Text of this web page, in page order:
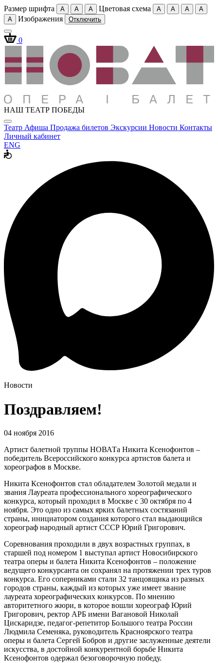
Размер шрифта A A A Цветовая схема A A A
A
A
Изображения Отключить
0
НАШ ТЕАТР ПОБЕДЫ
Театр Афиша Продажа билетов Экскурсии Новости Контакты
Личный кабинет
ENG
Новости
Поздравляем!
04 ноября 2016
Артист балетной труппы НОВАТа Никита Ксенофонтов –
победитель Всероссийского конкурса артистов балета и
хореографов в Москве.
Никита Ксенофонтов стал обладателем Золотой медали и
звания Лауреата профессионального хореографического
конкурса, который проходил в Москве с 30 октября по 4
ноября. Это одно из самых ярких балетных состязаний
страны, инициатором создания которого стал выдающийся
хореограф народный артист СССР Юрий Григорович.
Соревнования проходили в двух возрастных группах, в
старшей под номером 1 выступал артист Новосибирского
театра оперы и балета Никита Ксенофонтов – положение
ведущего конкурсанта он сохранял на протяжении трех туров
конкурса. Его соперниками стали 32 танцовщика из разных
городов страны, каждый из которых уже имеет звание
лауреата хореографических конкурсов. По мнению
авторитетного жюри, в которое вошли хореограф Юрий
Григорович, ректор АРБ имени Вагановой Николай
Цискаридзе, педагог-репетитор Большого театра России
Людмила Семеняка, руководитель Красноярского театра
оперы и балета Сергей Бобров и другие заслуженные деятели
искусства, в достойной конкурентной борьбе Никита
Ксенофонтов одержал безоговорочную победу.